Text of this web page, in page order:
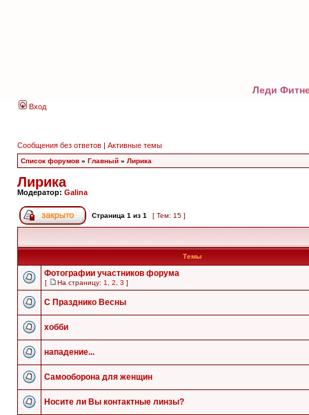
Леди
Вход
Сообщения без ответов | Активные темы
Список форумов » Главный » Лирика
Лирика
Модератор: Galina
Страница 1 из 1 [ Тем: 15 ]
Темы
Фотографии участников форума
[ На страницу: 1 2 3 ]
С Празднико Весны
хобби
нападение...
Самооборона для женщин
Носите ли Вы контактные линзы?